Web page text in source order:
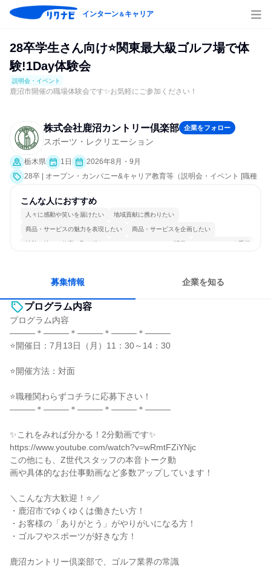
インターン＆キャリア
28卒学生さん向け⭐関東最大級ゴルフ場で体
験!1Day体験会
説明会・イベント
鹿沼市開催の職場体験会です✨お気軽にご参加ください！
株式会社鹿沼カントリー倶楽部 企業をフォロー
スポーツ・レクリエーション
栃木県 1日
2026年8月・9月
28卒 | オープン・カンパニー&キャリア教育等（説明会・イベント [職種
こんな人におすすめ
人々に感動や笑いを届けたい 地域貢献に携わりたい
商品・サービスの魅力を表現したい 商品・サービスを企画したい
情熱を持って仕事に取り組む コミュニケーションが活発 チームワークを重視
募集情報 企業を知る
プログラム内容
プログラム内容
―――＊―――＊―――＊―――＊―――
⭐開催日：7月13日（月）11：30～14：30
⭐開催方法：対面
⭐職種関わらずコチラに応募下さい！
―――＊―――＊―――＊―――＊―――
✨これをみれば分かる！2分動画です✨
https://www.youtube.com/watch?v=wRmtFZiYNjc
この他にも、Z世代スタッフの本音トーク動
画や具体的なお仕事動画など多数アップしています！
＼こんな方大歓迎！⭐／
・鹿沼市でゆくゆくは働きたい方！
・お客様の「ありがとう」がやりがいになる方！
・ゴルフやスポーツが好きな方！
鹿沼カントリー倶楽部で、ゴルフ業界の常識